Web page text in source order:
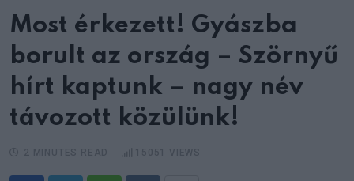
Most érkezett! Gyászba
borult az ország – Szörnyű
hírt kaptunk – nagy név
távozott közülünk!